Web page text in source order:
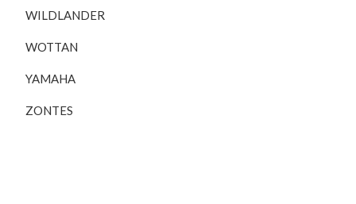
WILDLANDER
WOTTAN
YAMAHA
ZONTES